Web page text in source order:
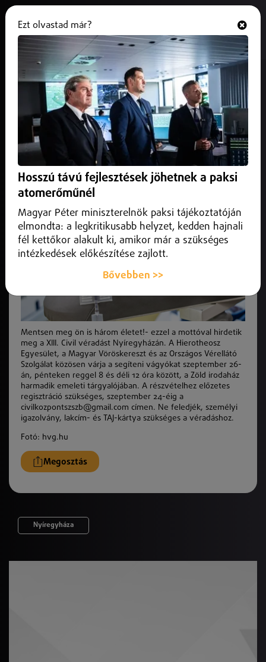
Civil véradást szerveznek
Nyíregyházán
2025. szeptember 24. Nyíregyháza
Mentsen meg ön is három életet! - ezzel a mottóval hirdetik
Mentsen meg ön is három életet!- ezzel a mottóval hirdetik
meg a XIII. Civil véradást Nyíregyházán. A Hierotheosz
Egyesület, a Magyar Vöröskereszt és az Országos Vérellátó
Szolgálat közösen várja a segíteni vágyókat szeptember 26-
án, pénteken reggel 8 és déli 12 óra között, a Zöld irodaház
harmadik emeleti tárgyalójában. A részvételhez előzetes
regisztráció szükséges, szeptember 24-éig a
civilkozpontszszb@gmail.com címen. Ne feledjék, személyi
igazolvány, lakcím- és TAJ-kártya szükséges a véradáshoz.
Fotó: hvg.hu
Megosztás
Nyíregyháza
Ezt olvastad már?
Hosszú távú fejlesztések jöhetnek a paksi
atomerőműnél
Magyar Péter miniszterelnök paksi tájékoztatóján
elmondta: a legkritikusabb helyzet, kedden hajnali
fél kettőkor alakult ki, amikor már a szükséges
intézkedések előkészítése zajlott.
Bővebben >>